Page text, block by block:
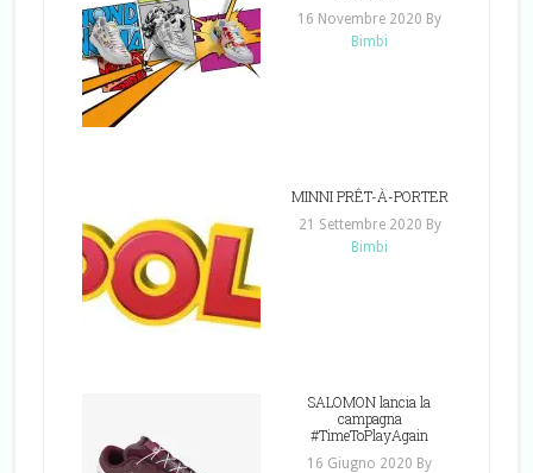
16 Novembre 2020 By
Bimbi
MINNI PRÊT-À-PORTER
21 Settembre 2020 By
Bimbi
SALOMON lancia la
campagna
#TimeToPlayAgain
16 Giugno 2020 By